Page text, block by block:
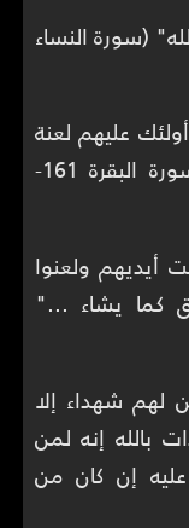
(سورة النساء
عليهم لعنة
الله والملائكة والناس أجمعين" (سورة البقرة 161-
أيديهم ولعنوا
كما يشاء ..."
لهم شهداء إلا
بالله إنه لمن
عليه إن كان من